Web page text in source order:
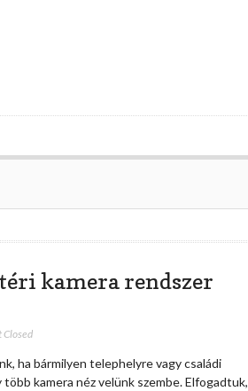
kamera rendszer
Closed
ha bármilyen telephelyre vagy családi
több kamera néz velünk szembe. Elfogadtuk,